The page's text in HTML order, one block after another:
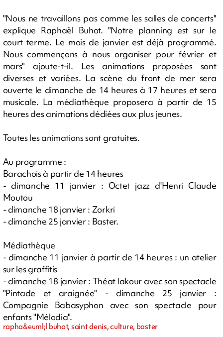
"Nous ne travaillons pas comme les salles de concerts"
explique Raphaël Buhot. "Notre planning est sur le
court terme. Le mois de janvier est déjà programmé.
Nous commençons à nous organiser pour février et
mars" ajoute-t-il. Les animations proposées sont
diverses et variées. La scène du front de mer sera
ouverte le dimanche de 14 heures à 17 heures et sera
musicale. La médiathèque proposera à partir de 15
heures des animations dédiées aux plus jeunes.
Toutes les animations sont gratuites.
Au programme :
Barachois à partir de 14 heures
- dimanche 11 janvier : Octet jazz d'Henri Claude
Moutou
- dimanche 18 janvier : Zorkri
- dimanche 25 janvier : Baster.
Médiathèque
- dimanche 11 janvier à partir de 14 heures : un atelier
sur les graffitis
- dimanche 18 janvier : Théat lakour avec son spectacle
"Pintade et araignée" - dimanche 25 janvier :
Compagnie Babasyphon avec son spectacle pour
enfants "Mélodia".
rapha&euml;l buhot, saint denis, culture, baster